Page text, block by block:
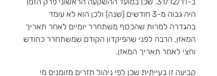
היה גבוה מ-3 חודשים (שנה) ולכן הוא לא עומד
בהגדרה למרות שהכסף משתחרר יומיים לאחר תאריך
המאזן, הרבה לפני שהפיקדון הקודם שמשתחרר כחודש
וחצי לאחר תאריך המאזן.
קביעה זו בעייתית שכן לפי ניהול תזרים מזומנים מי